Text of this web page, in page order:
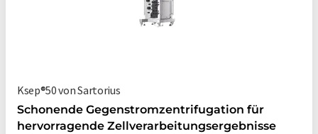
Ksep®50 von Sartorius
Schonende Gegenstromzentrifugation für
hervorragende Zellverarbeitungsergebnisse